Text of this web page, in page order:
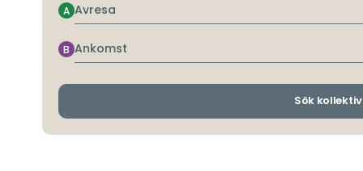
Avresa
A
Ankomst
B
Sök